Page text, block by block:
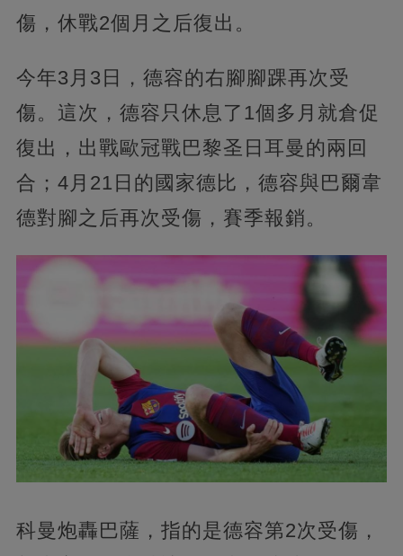
傷，休戰2個月之后復出。
今年3月3日，德容的右腳腳踝再次受
傷。這次，德容只休息了1個多月就倉促
復出，出戰歐冠戰巴黎圣日耳曼的兩回
合；4月21日的國家德比，德容與巴爾韋
德對腳之后再次受傷，賽季報銷。
科曼炮轟巴薩，指的是德容第2次受傷，